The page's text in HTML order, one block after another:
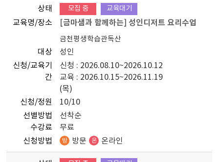
상태 모집 중 교육대기
교육명/장소 [금마샘과 함께하는] 성인디저트 요리수업
금천평생학습관독산
대상
성인
신청/교육기
간
신청 : 2026.08.10~2026.10.12
교육 : 2026.10.15~2026.11.19
(목)
신청/정원
10/10
선별방법
수강료
선착순
무료
신청방법
방 방문 온 온라인